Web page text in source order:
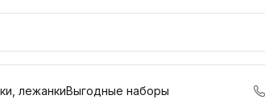
лежанкиВыгодные наборы